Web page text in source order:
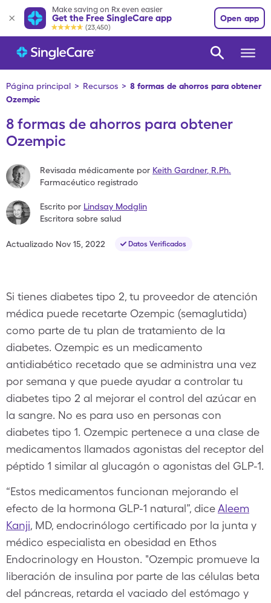
Make saving on Rx even easier
Get the Free SingleCare app
(23,450)
Open app
Página principal > Recursos > 8 formas de ahorros para obtener
Ozempic
8 formas de ahorros para obtener
Ozempic
Revisada médicamente por Keith Gardner, R.Ph.
Farmacéutico registrado
Escrito por Lindsay Modglin
Escritora sobre salud
Actualizado Nov 15, 2022 Datos Verificados
Si tienes diabetes tipo 2, tu proveedor de atención
médica puede recetarte Ozempic (semaglutida)
como parte de tu plan de tratamiento de la
diabetes. Ozempic es un medicamento
antidiabético recetado que se administra una vez
por semana y que puede ayudar a controlar tu
diabetes tipo 2 al mejorar el control del azúcar en
la sangre. No es para uso en personas con
diabetes tipo 1. Ozempic pertenece a una clase de
medicamentos llamados agonistas del receptor del
péptido 1 similar al glucagón o agonistas del GLP-1.
“Estos medicamentos funcionan mejorando el
efecto de la hormona GLP-1 natural”, diceAleem
Kanji, MD, endocrinólogo certificado por la junta y
médico especialista en obesidad en Ethos
Endocrinology en Houston. "Ozempic promueve la
liberación de insulina por parte de las células beta
del páncreas, retarda el vaciado del estómago y